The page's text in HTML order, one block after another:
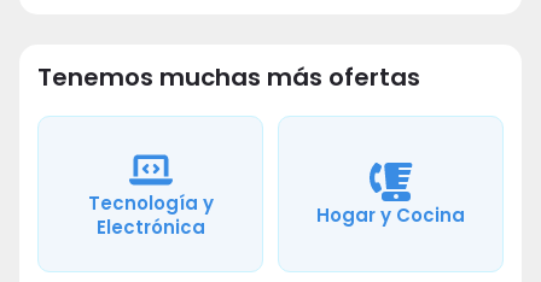
Tenemos muchas más ofertas
Tecnología y
Electrónica
Hogar y Cocina